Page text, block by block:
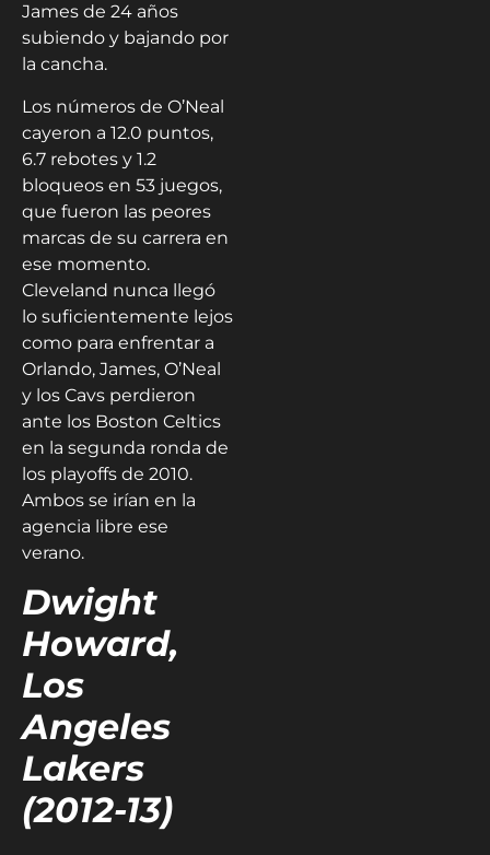
James de 24 años
subiendo y bajando por
la cancha.
Los números de O’Neal
cayeron a 12.0 puntos,
6.7 rebotes y 1.2
bloqueos en 53 juegos,
que fueron las peores
marcas de su carrera en
ese momento.
Cleveland nunca llegó
lo suficientemente lejos
como para enfrentar a
Orlando, James, O’Neal
y los Cavs perdieron
ante los Boston Celtics
en la segunda ronda de
los playoffs de 2010.
Ambos se irían en la
agencia libre ese
verano.
Dwight
Howard,
Los
Angeles
Lakers
(2012-13)